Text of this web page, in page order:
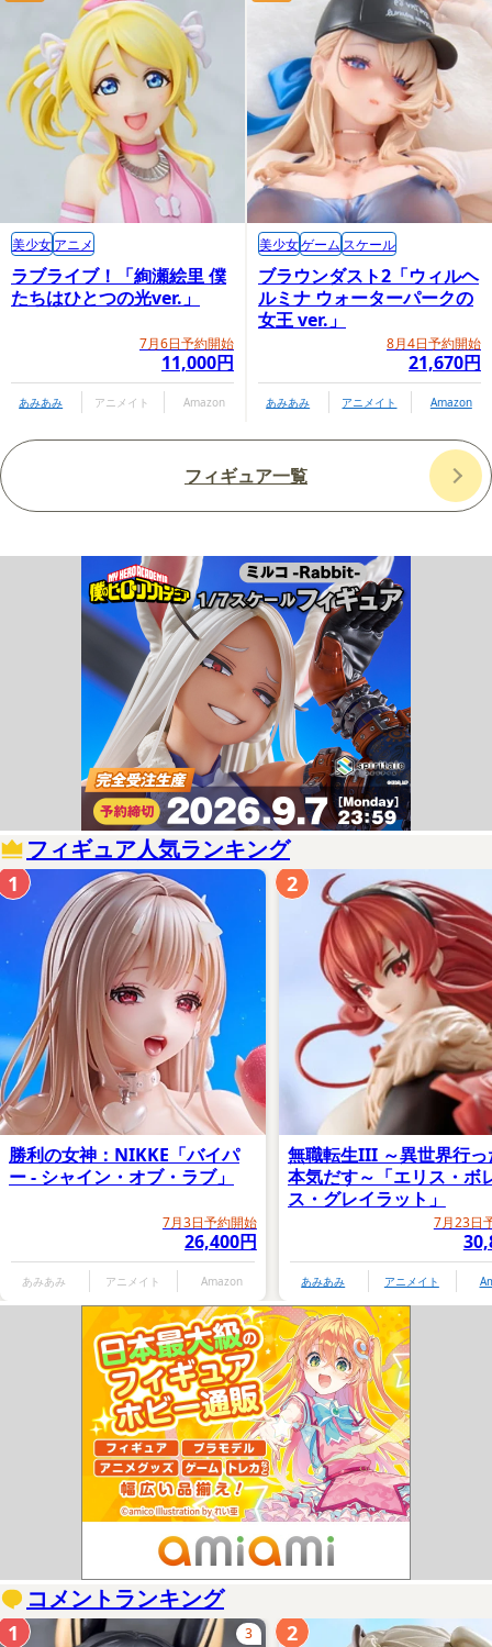
ラブライブ！「絢瀬絵里 僕
たちはひとつの光ver.」
7月6日予約開始
11,000円
美少女アニメ
あみあみ アニメイト Amazon
ブラウンダスト2「ウィルヘ
ルミナ ウォーターパークの
女王 ver.」
8月4日予約開始
21,670円
美少女ゲーム スケール
あみあみ アニメイト Amazon
フィギュア一覧
フィギュア人気ランキング
勝利の女神：NIKKE「バイパ
ー - シャイン・オブ・ラブ」
7月3日予約開始
26,400円
あみあみ アニメイト Amazon
1
無職転生III ～異世界行っ
本気だす～「エリス・ボ
ス・グレイラット」
7月23日
あみあみ アニメイト
2
コメントランキング
3
1 2